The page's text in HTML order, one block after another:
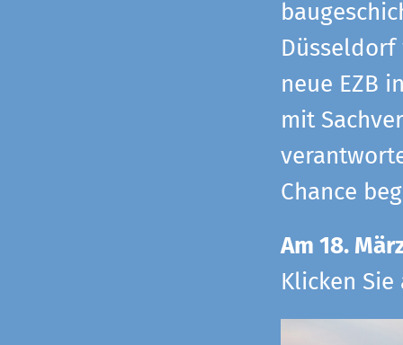
neue EZB
mit
Chance
Am 18.
Klicken